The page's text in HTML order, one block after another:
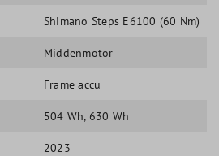
Shimano Steps E6100 (60 Nm)
Middenmotor
Frame accu
504 Wh, 630 Wh
2023